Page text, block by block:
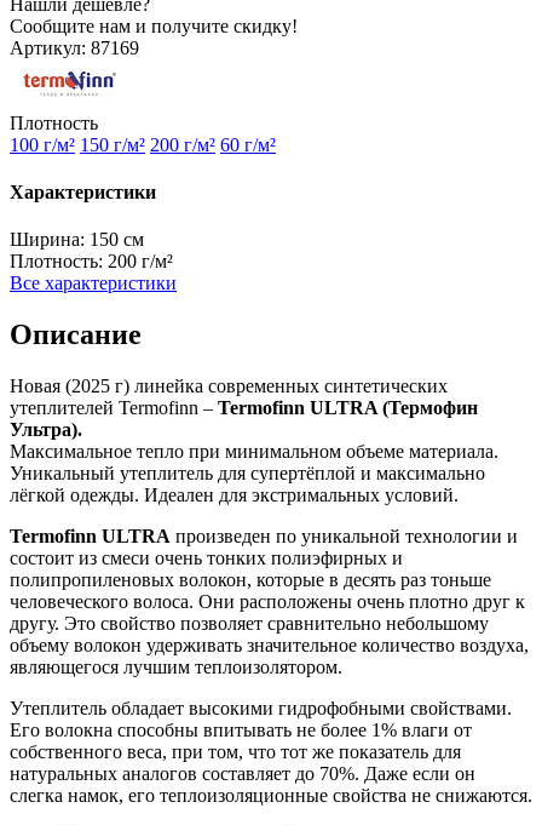
Сообщите нам и получите скидку!
Артикул: 87169
Плотность
100 г/м² 150 г/м² 200 г/м² 60 г/м²
Характеристики
Ширина: 150 см
Плотность: 200 г/м²
Все характеристики
Описание
Новая (2025 г) линейка современных синтетических
утеплителей Termofinn – Termofinn ULTRA (Термофин
Ультра).
Максимальное тепло при минимальном объеме материала.
Уникальный утеплитель для супертёплой и максимально
лёгкой одежды. Идеален для экстримальных условий.
Termofinn ULTRA произведен по уникальной технологии и
состоит из смеси очень тонких полиэфирных и
полипропиленовых волокон, которые в десять раз тоньше
человеческого волоса. Они расположены очень плотно друг к
другу. Это свойство позволяет сравнительно небольшому
объему волокон удерживать значительное количество воздуха,
являющегося лучшим теплоизолятором.
Утеплитель обладает высокими гидрофобными свойствами.
Его волокна способны впитывать не более 1% влаги от
собственного веса, при том, что тот же показатель для
натуральных аналогов составляет до 70%. Даже если он
слегка намок, его теплоизоляционные свойства не снижаются.